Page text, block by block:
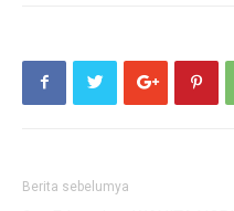
Berita sebelumya